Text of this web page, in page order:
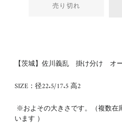
売り切れ
【茨城】佐川義乱 掛け分け オ
SIZE：径22.5/17.5 高2
※およその大きさです。（複数在
います ）